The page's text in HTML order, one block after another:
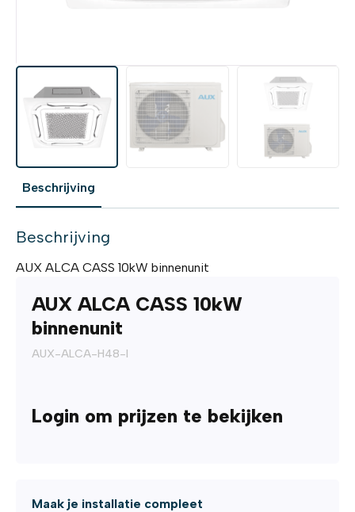
Beschrijving
Beschrijving
AUX ALCA CASS 10kW binnenunit
AUX ALCA CASS 10kW
binnenunit
AUX-ALCA-H48-I
Login om prijzen te bekijken
Maak je installatie compleet